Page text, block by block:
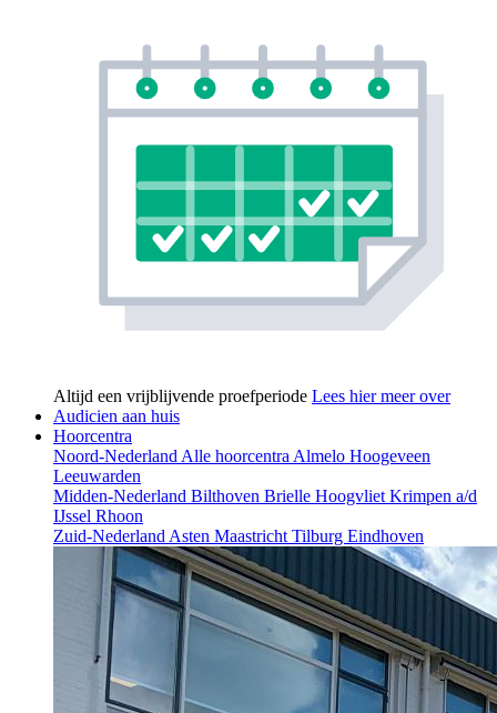
Altijd een vrijblijvende proefperiode Lees hier meer over
Audicien aan huis
Hoorcentra
Noord-Nederland Alle hoorcentra Almelo Hoogeveen
Leeuwarden
Midden-Nederland Bilthoven Brielle Hoogvliet Krimpen a/d
IJssel Rhoon
Zuid-Nederland Asten Maastricht Tilburg Eindhoven